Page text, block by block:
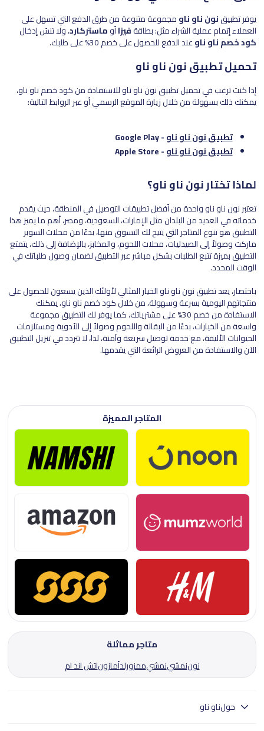
يوفر تطبيقنون ناو ناومجموعة متنوعة من طرق الدفع التي تسهل على
العملاء إتمام عملية الشراء مثل: بطاقةفيزاأوماستركارد، ولا تنسَ إدخال
كود خصم ناو ناوعند الدفع للحصول على خصم 30% على طلبك.
تحميل تطبيق نون ناو ناو
إذا كنت ترغب في تحميل تطبيق نون ناو ناو للاستفادة من كود خصم ناو ناو،
يمكنك ذلك بسهولة من خلال زيارة الموقع الرسمي أو عبر الروابط التالية:
تطبيق نون ناو ناو- Google Play
تطبيق نون ناو ناو- Apple Store
لماذا تختار نون ناو ناو؟
تعتبر نون ناو ناو واحدة من أفضل تطبيقات التوصيل في المنطقة، حيث يقدم
خدماته في العديد من البلدان مثل الإمارات، السعودية، ومصر، أهم ما يميز هذا
التطبيق هو تنوع المتاجر التي يتيح لك التسوق منها، بدءًا من محلات السوبر
ماركت وصولاً إلى الصيدليات، محلات اللحوم، والمخابز، بالإضافة إلى ذلك، يتمتع
التطبيق بميزة تتبع الطلبات بشكل مباشر عبر التطبيق لضمان وصول طلباتك في
الوقت المحدد.
باختصار، يعد تطبيق نون ناو ناو الخيار المثالي لأولئك الذين يسعون للحصول على
منتجاتهم اليومية بسرعة وسهولة، من خلال كود خصم ناو ناو، يمكنك
الاستفادة من خصم 30% على مشترياتك، كما يوفر لك التطبيق مجموعة
واسعة من الخيارات، بدءًا من البقالة واللحوم وصولاً إلى الأدوية ومستلزمات
الحيوانات الأليفة، مع خدمة توصيل سريعة وآمنة، لذا، لا تتردد في تنزيل التطبيق
الآن والاستفادة من العروض الرائعة التي يقدمها.
المتاجر المميزة
متاجر مماثلة
نوننمشينمشيممزورلدأمازوناتش اند ام
حولناو ناو